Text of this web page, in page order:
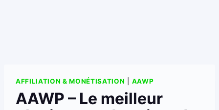
AFFILIATION & MONÉTISATION AAWP
AAWP – Le meilleur